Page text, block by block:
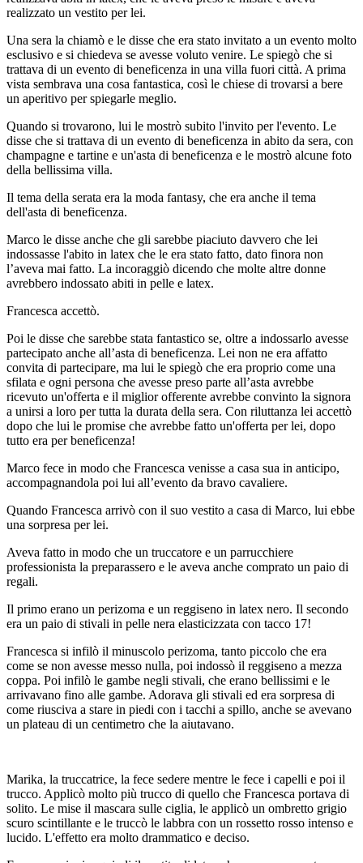
realizzato un vestito per lei.
Una sera la chiamò e le disse che era stato invitato a un evento molto
esclusivo e si chiedeva se avesse voluto venire. Le spiegò che si
trattava di un evento di beneficenza in una villa fuori città. A prima
vista sembrava una cosa fantastica, così le chiese di trovarsi a bere
un aperitivo per spiegarle meglio.
Quando si trovarono, lui le mostrò subito l'invito per l'evento. Le
disse che si trattava di un evento di beneficenza in abito da sera, con
champagne e tartine e un'asta di beneficenza e le mostrò alcune foto
della bellissima villa.
Il tema della serata era la moda fantasy, che era anche il tema
dell'asta di beneficenza.
Marco le disse anche che gli sarebbe piaciuto davvero che lei
indossasse l'abito in latex che le era stato fatto, dato finora non
l’aveva mai fatto. La incoraggiò dicendo che molte altre donne
avrebbero indossato abiti in pelle e latex.
Francesca accettò.
Poi le disse che sarebbe stata fantastico se, oltre a indossarlo avesse
partecipato anche all’asta di beneficenza. Lei non ne era affatto
convita di partecipare, ma lui le spiegò che era proprio come una
sfilata e ogni persona che avesse preso parte all’asta avrebbe
ricevuto un'offerta e il miglior offerente avrebbe convinto la signora
a unirsi a loro per tutta la durata della sera. Con riluttanza lei accettò
dopo che lui le promise che avrebbe fatto un'offerta per lei, dopo
tutto era per beneficenza!
Marco fece in modo che Francesca venisse a casa sua in anticipo,
accompagnandola poi lui all’evento da bravo cavaliere.
Quando Francesca arrivò con il suo vestito a casa di Marco, lui ebbe
una sorpresa per lei.
Aveva fatto in modo che un truccatore e un parrucchiere
professionista la preparassero e le aveva anche comprato un paio di
regali.
Il primo erano un perizoma e un reggiseno in latex nero. Il secondo
era un paio di stivali in pelle nera elasticizzata con tacco 17!
Francesca si infilò il minuscolo perizoma, tanto piccolo che era
come se non avesse messo nulla, poi indossò il reggiseno a mezza
coppa. Poi infilò le gambe negli stivali, che erano bellissimi e le
arrivavano fino alle gambe. Adorava gli stivali ed era sorpresa di
come riusciva a stare in piedi con i tacchi a spillo, anche se avevano
un plateau di un centimetro che la aiutavano.
Marika, la truccatrice, la fece sedere mentre le fece i capelli e poi il
trucco. Applicò molto più trucco di quello che Francesca portava di
solito. Le mise il mascara sulle ciglia, le applicò un ombretto grigio
scuro scintillante e le truccò le labbra con un rossetto rosso intenso e
lucido. L'effetto era molto drammatico e deciso.